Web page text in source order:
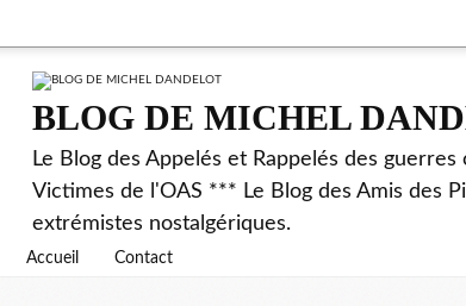
BLOG DE MICHEL
Le Blog des Appelés et Rappelés des
Victimes de l'OAS *** Le Blog des Amis des
extrémistes nostalgériques.
Accueil Contact